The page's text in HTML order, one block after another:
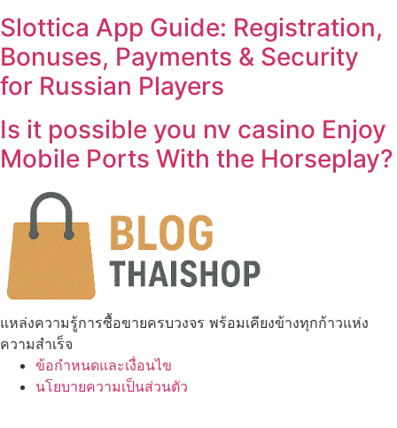
Slottica App Guide: Registration,
Bonuses, Payments & Security
for Russian Players
Is it possible you nv casino Enjoy
Mobile Ports With the Horseplay?
แหล่งความรู้การซื้อขายครบวงจร พร้อมเคียงข้างทุกก้าวแห่ง
ความสำเร็จ
ข้อกำหนดและเงื่อนไข
นโยบายความเป็นส่วนตัว